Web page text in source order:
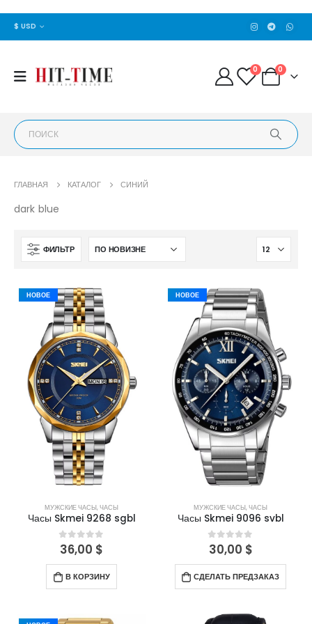
$ USD
0 0
ГЛАВНАЯ КАТАЛОГ СИНИЙ
dark blue
ФИЛЬТР
НОВОЕ
МУЖСКИЕ ЧАСЫ,ЧАСЫ
Часы Skmei 9268 sgbl
0out of 5
36,00 $
В КОРЗИНУ
НОВОЕ
МУЖСКИЕ ЧАСЫ,ЧАСЫ
Часы Skmei 9096 svbl
0out of 5
30,00 $
СДЕЛАТЬ ПРЕДЗАКАЗ